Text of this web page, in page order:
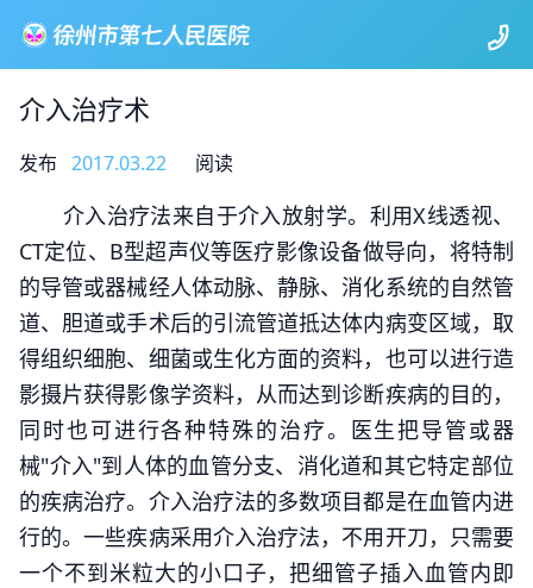
介入治疗术
发布 2017.03.22 阅读
介入治疗法来自于介入放射学。利用X线透视、
CT定位、B型超声仪等医疗影像设备做导向，将特制
的导管或器械经人体动脉、静脉、消化系统的自然管
道、胆道或手术后的引流管道抵达体内病变区域，取
得组织细胞、细菌或生化方面的资料，也可以进行造
影摄片获得影像学资料，从而达到诊断疾病的目的，
同时也可进行各种特殊的治疗。医生把导管或器
械"介入"到人体的血管分支、消化道和其它特定部位
的疾病治疗。介入治疗法的多数项目都是在血管内进
行的。一些疾病采用介入治疗法，不用开刀，只需要
一个不到米粒大的小口子，把细管子插入血管内即